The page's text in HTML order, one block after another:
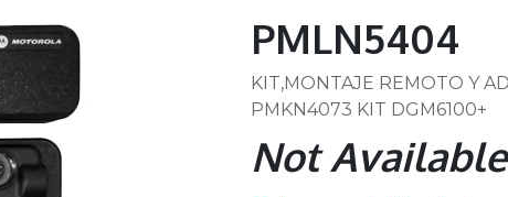
PMLN5404
KIT,MONTAJE REMOTO Y
PMKN4073 KIT DGM6100+
Not